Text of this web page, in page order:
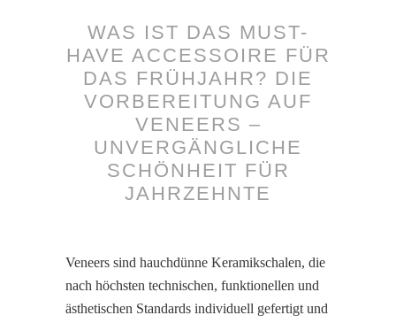
WAS IST DAS MUST-
HAVE ACCESSOIRE FÜR
DAS FRÜHJAHR? DIE
VORBEREITUNG AUF
VENEERS –
UNVERGÄNGLICHE
SCHÖNHEIT FÜR
JAHRZEHNTE
Veneers sind hauchdünne Keramikschalen, die
nach höchsten technischen, funktionellen und
ästhetischen Standards individuell gefertigt und